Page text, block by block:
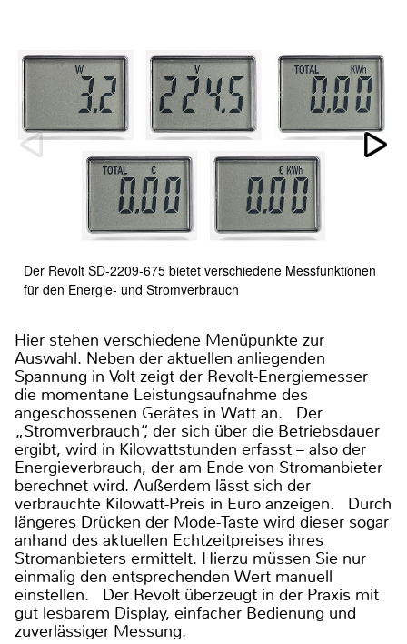
Der Revolt SD-2209-675 bietet verschiedene Messfunktionen
für den Energie- und Stromverbrauch
Hier stehen verschiedene Menüpunkte zur
Auswahl. Neben der aktuellen anliegenden
Spannung in Volt zeigt der Revolt-Energiemesser
die momentane Leistungsaufnahme des
angeschossenen Gerätes in Watt an. Der
„Stromverbrauch“, der sich über die Betriebsdauer
ergibt, wird in Kilowattstunden erfasst – also der
Energieverbrauch, der am Ende von Stromanbieter
berechnet wird. Außerdem lässt sich der
verbrauchte Kilowatt-Preis in Euro anzeigen. Durch
längeres Drücken der Mode-Taste wird dieser sogar
anhand des aktuellen Echtzeitpreises ihres
Stromanbieters ermittelt. Hierzu müssen Sie nur
einmalig den entsprechenden Wert manuell
einstellen. Der Revolt überzeugt in der Praxis mit
gut lesbarem Display, einfacher Bedienung und
zuverlässiger Messung.